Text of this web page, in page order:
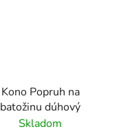
Kono Popruh na
batožinu dúhový
Skladom